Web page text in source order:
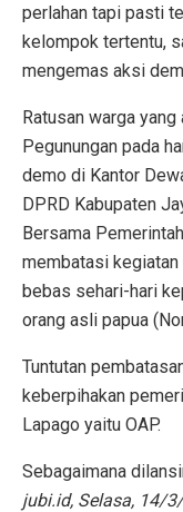
perlahan tapi pasti
kelompok tertentu,
mengemas aksi
Ratusan warga
Pegunungan pada
demo di Kantor
DPRD Kabupaten
Bersama
membatasi
bebas sehari-hari
orang asli papua
Tuntutan
keberpihakan
Lapago yaitu OAP.
Sebagaimana
jubi.id, Selasa, 14/